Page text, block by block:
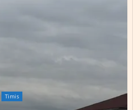
Timis